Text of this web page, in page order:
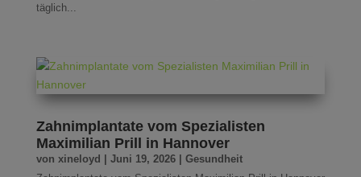
täglich...
Zahnimplantate vom Spezialisten
Maximilian Prill in Hannover
von xineloyd Juni 19, 2026| Gesundheit